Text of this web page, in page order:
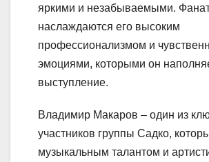
яркими и незабываемыми.
наслаждаются его высоким
профессионализмом и
эмоциями, которыми он
выступление.
Владимир Макаров – один из
участников группы Садко,
музыкальным талантом и